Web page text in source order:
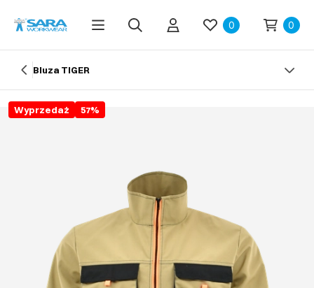
0 0
Bluza TIGER
Wyprzedaż 57%